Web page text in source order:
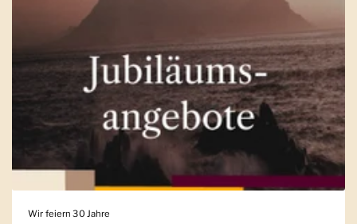
Wir feiern 30 Jahre